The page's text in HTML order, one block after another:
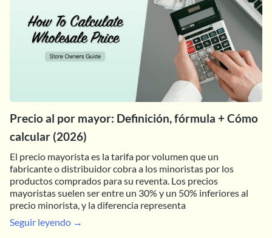
Precio al por mayor: Definición, fórmula + Cómo
calcular (2026)
El precio mayorista es la tarifa por volumen que un
fabricante o distribuidor cobra a los minoristas por los
productos comprados para su reventa. Los precios
mayoristas suelen ser entre un 30% y un 50% inferiores al
precio minorista, y la diferencia representa
Seguir leyendo →